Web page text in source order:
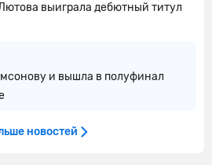
выиграла дебютный титул
и вышла в полуфинал
новостей